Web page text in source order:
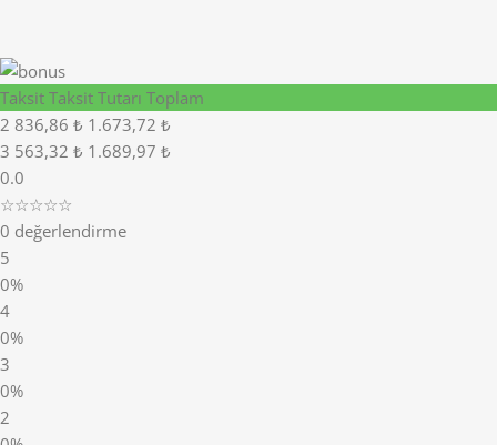
Taksit Taksit Tutarı Toplam
2 836,86 ₺ 1.673,72 ₺
3 563,32 ₺ 1.689,97 ₺
0.0
☆☆☆☆☆
0 değerlendirme
5
0%
4
0%
3
0%
2